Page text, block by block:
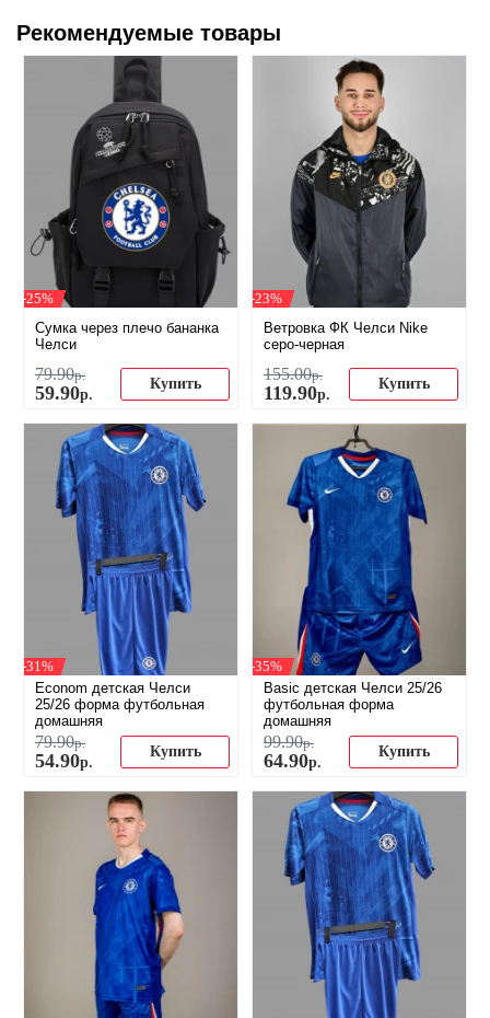
Рекомендуемые товары
-25%
Сумка через плечо бананка
Челси
79.90р.
59.90р.
Купить
-23%
Ветровка ФК Челси Nike
серо-черная
155.00р.
119.90р.
Купить
-31%
Econom детская Челси
25/26 форма футбольная
домашняя
79.90р.
54.90р.
Купить
-35%
Basic детская Челси 25/26
футбольная форма
домашняя
99.90р.
64.90р.
Купить